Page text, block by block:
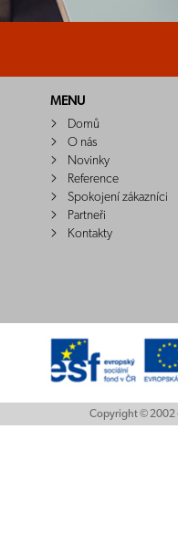
MENU
Domů
O nás
Novinky
Reference
Spokojení zákazníci
Partneři
Kontakty
Copyright © 2002